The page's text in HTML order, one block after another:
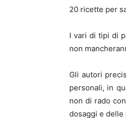
20 ricette per
I vari di tipi di
non
Gli autori
personali, in
non di rado
dosaggi e